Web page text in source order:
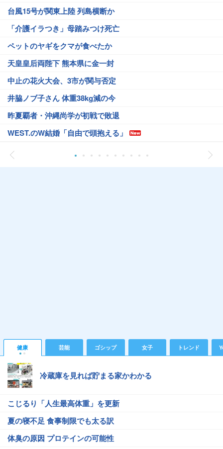
台風15号が関東上陸 列島横断か
「介護イラつき」母踏みつけ死亡
ペットのヤギをクマが食べたか
天皇皇后両陛下 熊本県に金一封
中止の花火大会、3市が関与否定
井脇ノブ子さん 体重38kg減の今
昨夏覇者・沖縄尚学が初戦で敗退
WEST.のW結婚「自由で頭抱える」
健康 芸能 ゴシップ 女子 トレンド
冷蔵庫を見れば貯まる家かわかる
こじるり「人生最高体重」を更新
夏の寝不足 食事制限でも太る訳
体臭の原因 プロテインの可能性